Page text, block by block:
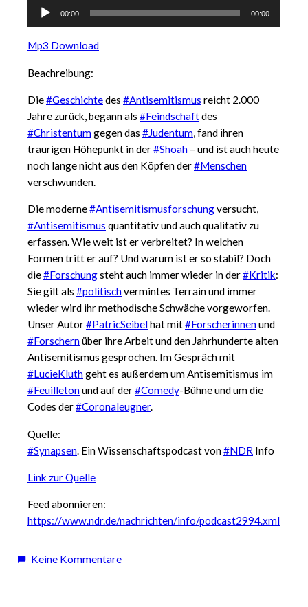
Audio-
00:00 00:00
Mp3 Download
Beachreibung:
Die#Geschichtedes #Antisemitismus reicht 2.000
Jahre zurück, begann als #Feindschaftdes
#Christentumgegen das #Judentum, fand ihren
traurigen Höhepunkt in der#Shoah – und ist auch heute
noch lange nicht aus den Köpfen der#Menschen
verschwunden.
Die moderne#Antisemitismusforschungversucht,
#Antisemitismus quantitativ und auch qualitativ zu
erfassen. Wie weit ist er verbreitet? In welchen
Formen tritt er auf? Und warum ist er so stabil? Doch
die#Forschungsteht auch immer wieder in der#Kritik:
Sie gilt als #politischvermintes Terrain und immer
wieder wird ihr methodische Schwäche vorgeworfen.
Unser Autor#PatricSeibelhat mit#Forscherinnenund
#Forschernüber ihre Arbeit und den Jahrhunderte alten
Antisemitismus gesprochen. Im Gespräch mit
#LucieKluthgeht es außerdem um Antisemitismus im
#Feuilletonund auf der#Comedy-Bühne und um die
Codes der#Coronaleugner.
Quelle:
#Synapsen . Ein Wissenschaftspodcast von#NDR Info
Link zur Quelle
Feed abonnieren:
https://www.ndr.de/nachrichten/info/podcast2994.xml
Keine Kommentarezu